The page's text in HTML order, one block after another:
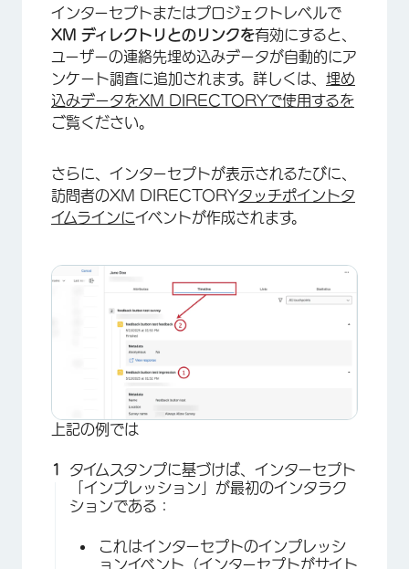
インターセプトまたはプロジェクトレベルで
XM ディレクトリとのリンクを有効にすると、
ユーザーの連絡先埋め込みデータが自動的にア
ンケート調査に追加されます。詳しくは、 埋め
込みデータをXM DIRECTORYで使用するを
ご覧ください。
さらに、インターセプトが表示されるたびに、
訪問者のXM DIRECTORYタッチポイントタ
イムラインにイベントが作成されます。
上記の例では
タイムスタンプに基づけば、インターセプト
「インプレッション」が最初のインタラク
ションである：
これはインターセプトのインプレッシ
ョンイベント（インターセプトがサイト